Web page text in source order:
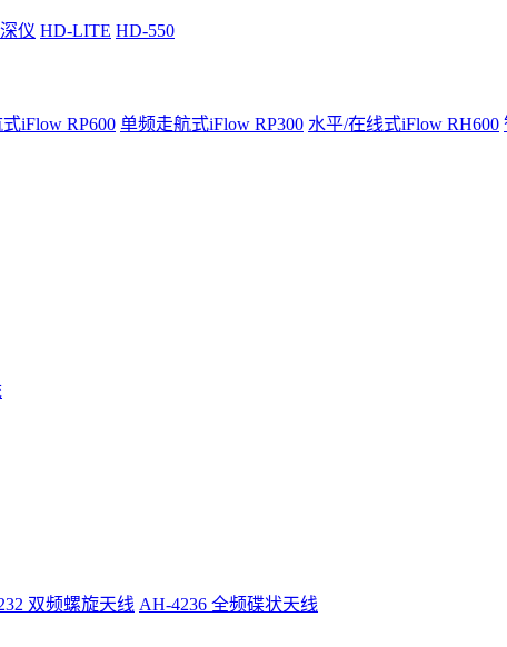
仪 HD-LITE HD-550
iFlow RP600 单频走航式iFlow RP300 水平/在线式iFlow RH600
双频螺旋天线 AH-4236 全频碟状天线